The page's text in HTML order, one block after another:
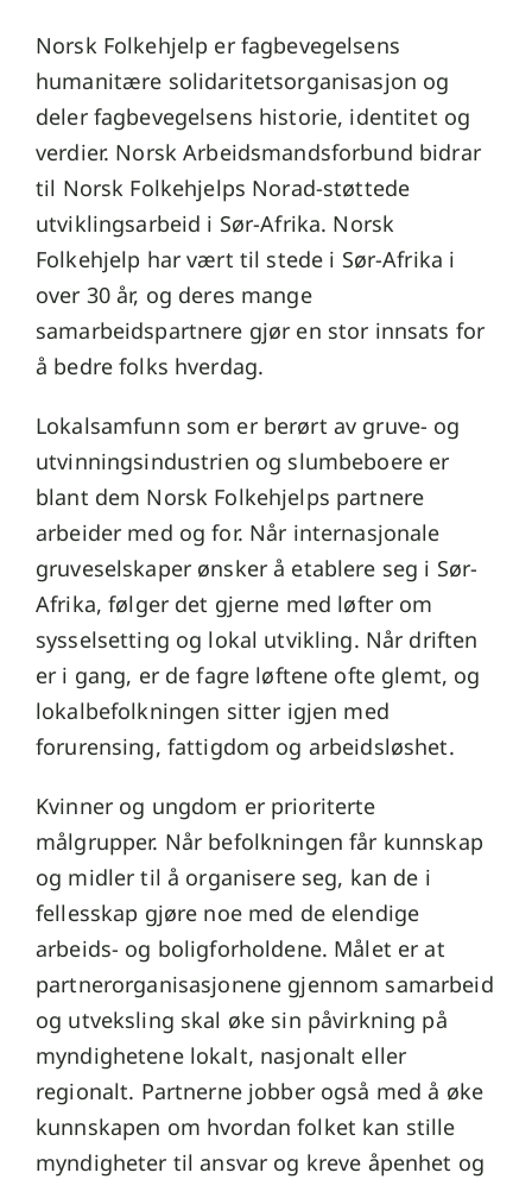
Norsk Folkehjelp er fagbevegelsens
humanitære solidaritetsorganisasjon og
deler fagbevegelsens historie, identitet og
verdier. Norsk Arbeidsmandsforbund bidrar
til Norsk Folkehjelps Norad-støttede
utviklingsarbeid i Sør-Afrika. Norsk
Folkehjelp har vært til stede i Sør-Afrika i
over 30 år, og deres mange
samarbeidspartnere gjør en stor innsats for
å bedre folks hverdag.
Lokal­samfunn som er berørt av gruve- og
utvinningsindustrien og slumbeboere er
blant dem Norsk Folkehjelps partnere
arbeider med og for. Når internasjonale
gruveselskaper ønsker å etablere seg i Sør-
Afrika, følger det gjerne med løfter om
sysselsetting og lokal utvikling. Når driften
er i gang, er de fagre løftene ofte glemt, og
lokalbefolkningen sitter igjen med
forurensing, fattigdom og arbeidsløshet.
Kvinner og ungdom er prioriterte
målgrupper. Når befolkningen får kunnskap
og midler til å organisere seg, kan de i
fellesskap gjøre noe med de elendige
arbeids- og boligforholdene. Målet er at
partnerorganisasjonene gjennom samarbeid
og utveksling skal øke sin påvirkning på
myndighetene lokalt, nasjonalt eller
regionalt. Partnerne jobber også med å øke
kunnskapen om hvordan folket kan stille
myndigheter til ansvar og kreve åpenhet og